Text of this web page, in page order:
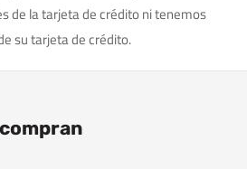
de la tarjeta de crédito ni tenemos
su tarjeta de crédito.